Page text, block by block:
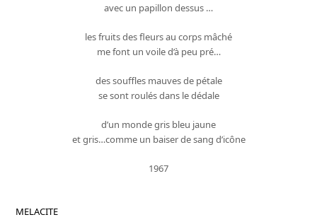
avec un papillon dessus …
les fruits des fleurs au corps mâché
me font un voile d’à peu pré…
des souffles mauves de pétale
se sont roulés dans le dédale
d’un monde gris bleu jaune
et gris…comme un baiser de sang d’icône
1967
MELACITE